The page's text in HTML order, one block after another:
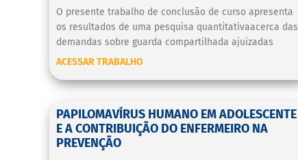
O presente trabalho de conclusão de curso apresenta
os resultados de uma pesquisa quantitativaacerca das
demandas sobre guarda compartilhada ajuizadas
ACESSAR TRABALHO
PAPILOMAVÍRUS HUMANO EM ADOLESCENTE
E A CONTRIBUIÇÃO DO ENFERMEIRO NA
PREVENÇÃO